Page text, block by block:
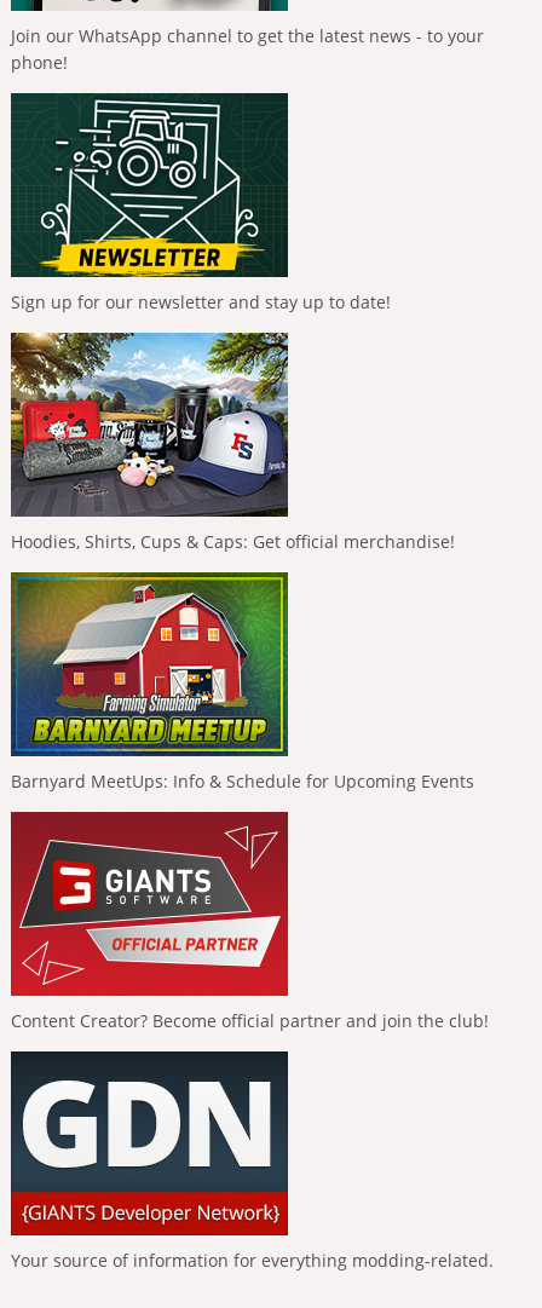
Join our WhatsApp channel to get the latest news - to your
phone!
Sign up for our newsletter and stay up to date!
Hoodies, Shirts, Cups & Caps: Get official merchandise!
Barnyard MeetUps: Info & Schedule for Upcoming Events
Content Creator? Become official partner and join the club!
Your source of information for everything modding-related.